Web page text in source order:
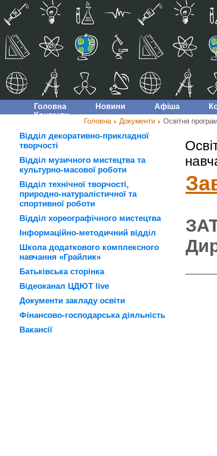
Головна Новини Афіша
Контакти
Головна Документи Освітня
Відділ декоративно-прикладної
творчості
Відділ музичного мистецтва та
культурно-масової роботи
Відділ технічної творчості,
природно-натуралістичної та
спортивної роботи
Відділ хореографічного мистецтва
Інформаційно-методичний відділ
Школа додаткового комплексного
навчання «Грайлик»
Батьківська сторінка
Відеоканал ЦДЮТ live
Документи закладу освіти
Фінансово-господарська діяльність
Вакансії